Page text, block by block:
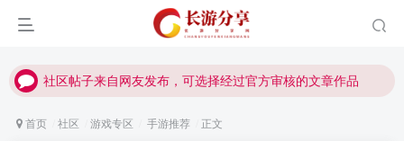
社区帖子来自网友发布，可选择经过官方审核的文章作品
社区帖子来自网友发布，可选择经过官方审核的文章作品
首页 社区 游戏专区 手游推荐 正文